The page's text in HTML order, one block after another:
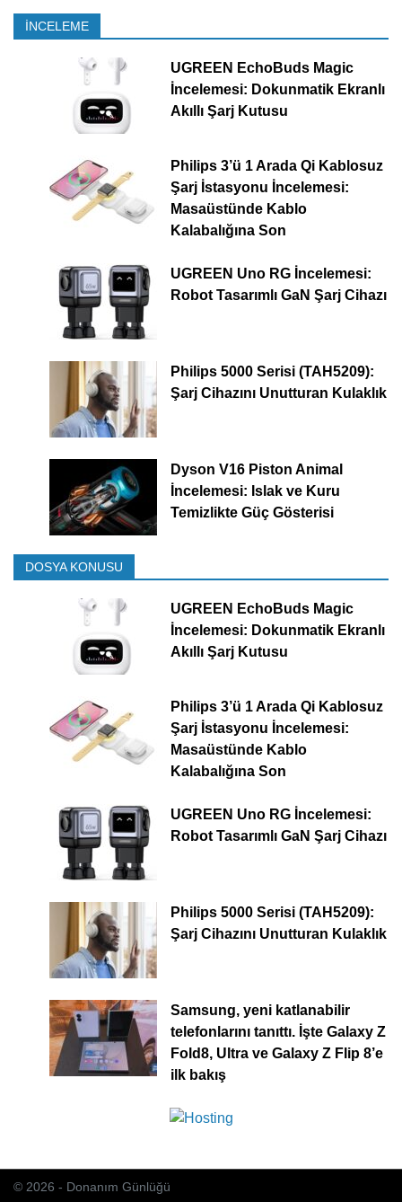
İNCELEME
UGREEN EchoBuds Magic
İncelemesi: Dokunmatik Ekranlı
Akıllı Şarj Kutusu
Philips 3’ü 1 Arada Qi Kablosuz
Şarj İstasyonu İncelemesi:
Masaüstünde Kablo
Kalabalığına Son
UGREEN Uno RG İncelemesi:
Robot Tasarımlı GaN Şarj Cihazı
Philips 5000 Serisi (TAH5209):
Şarj Cihazını Unutturan Kulaklık
Dyson V16 Piston Animal
İncelemesi: Islak ve Kuru
Temizlikte Güç Gösterisi
DOSYA KONUSU
UGREEN EchoBuds Magic
İncelemesi: Dokunmatik Ekranlı
Akıllı Şarj Kutusu
Philips 3’ü 1 Arada Qi Kablosuz
Şarj İstasyonu İncelemesi:
Masaüstünde Kablo
Kalabalığına Son
UGREEN Uno RG İncelemesi:
Robot Tasarımlı GaN Şarj Cihazı
Philips 5000 Serisi (TAH5209):
Şarj Cihazını Unutturan Kulaklık
Samsung, yeni katlanabilir
telefonlarını tanıttı. İşte Galaxy Z
Fold8, Ultra ve Galaxy Z Flip 8’e
ilk bakış
© 2026 - Donanım Günlüğü